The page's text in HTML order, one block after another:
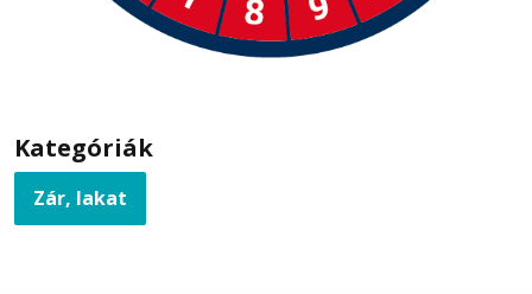
Kategóriák
Zár, lakat